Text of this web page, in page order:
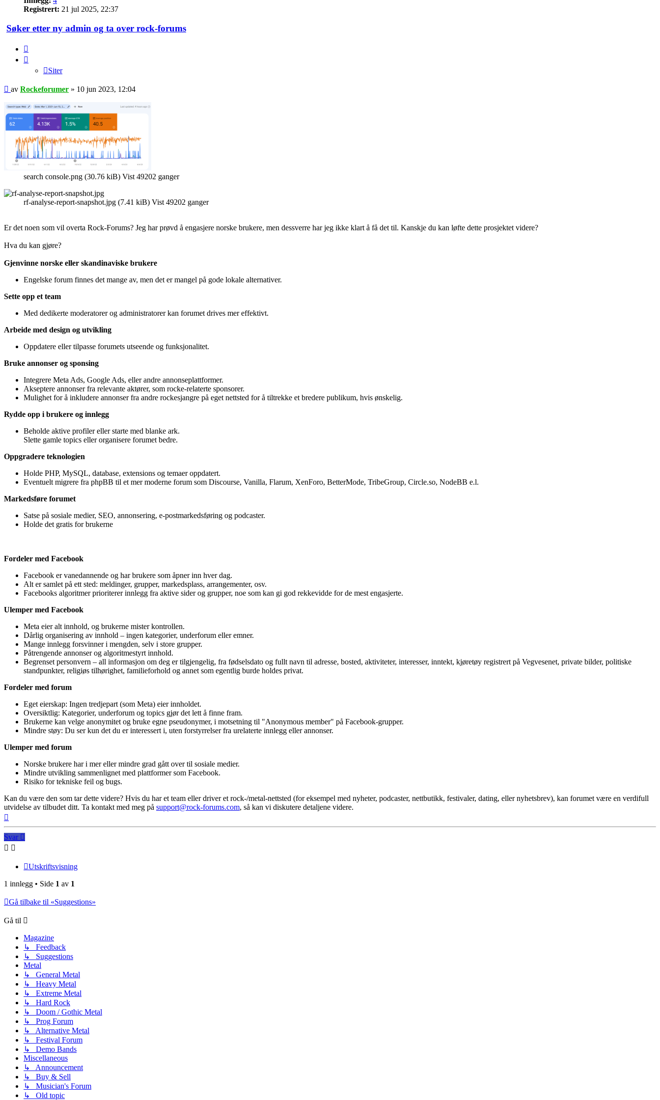
Registrert: 21 jul 2025, 22:37
Søker etter ny admin og ta over rock-forums
Siter
Legg
av Rockeforumer » 10 jun 2023, 12:04
search console.png (30.76 kiB) Vist 49202 ganger
rf-analyse-report-snapshot.jpg (7.41 kiB) Vist 49202 ganger
Er det noen som vil overta Rock-Forums? Jeg har prøvd å engasjere norske brukere, men dessverre har jeg ikke klart å få det til. Kanskje du kan løfte dette prosjektet videre?
Hva du kan gjøre?
Gjenvinne norske eller skandinaviske brukere
Engelske forum finnes det mange av, men det er mangel på gode lokale alternativer.
Sette opp et team
Med dedikerte moderatorer og administratorer kan forumet drives mer effektivt.
Arbeide med design og utvikling
Oppdatere eller tilpasse forumets utseende og funksjonalitet.
Bruke annonser og sponsing
Integrere Meta Ads, Google Ads, eller andre annonseplattformer.
Akseptere annonser fra relevante aktører, som rocke-relaterte sponsorer.
Mulighet for å inkludere annonser fra andre rockesjangre på eget nettsted for å tiltrekke et bredere publikum, hvis ønskelig.
Rydde opp i brukere og innlegg
Beholde aktive profiler eller starte med blanke ark.
Slette gamle topics eller organisere forumet bedre.
Oppgradere teknologien
Holde PHP, MySQL, database, extensions og temaer oppdatert.
Eventuelt migrere fra phpBB til et mer moderne forum som Discourse, Vanilla, Flarum, XenForo, BetterMode, TribeGroup, Circle.so, NodeBB e.l.
Markedsføre forumet
Satse på sosiale medier, SEO, annonsering, e-postmarkedsføring og podcaster.
Holde det gratis for brukerne
Fordeler med Facebook
Facebook er vanedannende og har brukere som åpner inn hver dag.
Alt er samlet på ett sted: meldinger, grupper, markedsplass, arrangementer, osv.
Facebooks algoritmer prioriterer innlegg fra aktive sider og grupper, noe som kan gi god rekkevidde for de mest engasjerte.
Ulemper med Facebook
Meta eier alt innhold, og brukerne mister kontrollen.
Dårlig organisering av innhold – ingen kategorier, underforum eller emner.
Mange innlegg forsvinner i mengden, selv i store grupper.
Påtrengende annonser og algoritmestyrt innhold.
Begrenset personvern – all informasjon om deg er tilgjengelig, fra fødselsdato og fullt navn til adresse, bosted, aktiviteter, interesser, inntekt, kjøretøy registrert på Vegvesenet, private bilder, politiske
standpunkter, religiøs tilhørighet, familieforhold og annet som egentlig burde holdes privat.
Fordeler med forum
Eget eierskap: Ingen tredjepart (som Meta) eier innholdet.
Oversiktlig: Kategorier, underforum og topics gjør det lett å finne fram.
Brukerne kan velge anonymitet og bruke egne pseudonymer, i motsetning til "Anonymous member" på Facebook-grupper.
Mindre støy: Du ser kun det du er interessert i, uten forstyrrelser fra urelaterte innlegg eller annonser.
Ulemper med forum
Norske brukere har i mer eller mindre grad gått over til sosiale medier.
Mindre utvikling sammenlignet med plattformer som Facebook.
Risiko for tekniske feil og bugs.
Kan du være den som tar dette videre? Hvis du har et team eller driver et rock-/metal-nettsted (for eksempel med nyheter, podcaster, nettbutikk, festivaler, dating, eller nyhetsbrev), kan forumet være en verdifull
utvidelse av tilbudet ditt. Ta kontakt med meg på support@rock-forums.com, så kan vi diskutere detaljene videre.
Svar
Utskriftsvisning
1 innlegg • Side 1 av 1
Gå tilbake til «Suggestions»
Gå til
Magazine
↳ Feedback
↳ Suggestions
Metal
↳ General Metal
↳ Heavy Metal
↳ Extreme Metal
↳ Hard Rock
↳ Doom / Gothic Metal
↳ Prog Forum
↳ Alternative Metal
↳ Festival Forum
↳ Demo Bands
Miscellaneous
↳ Announcement
↳ Buy & Sell
↳ Musician's Forum
↳ Old topic